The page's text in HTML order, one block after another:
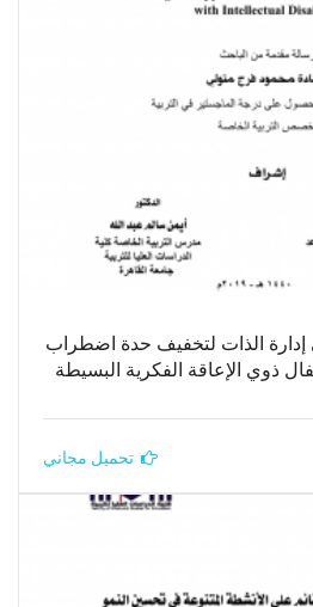
إدارة الذات لتخفيف حدة اضطراب
ذوي الإعاقة الفكرية البسيطة
تحميل مجاني